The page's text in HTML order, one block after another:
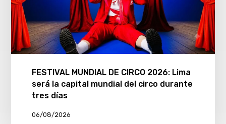
FESTIVAL MUNDIAL DE CIRCO 2026: Lima
será la capital mundial del circo durante
tres días
06/08/2026